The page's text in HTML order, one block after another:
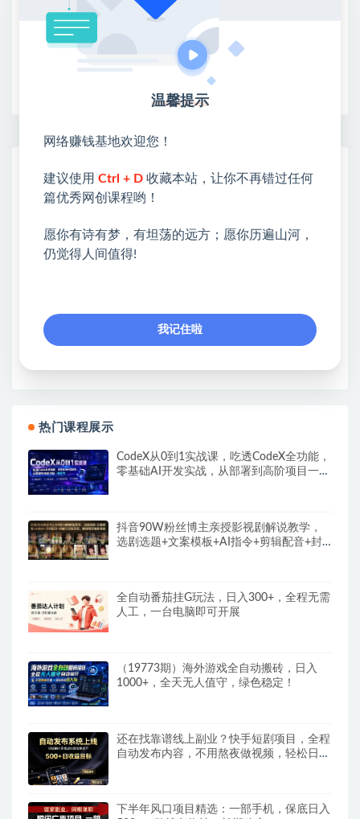
限时活动：注册新用户赠送VIP
网赚基地简介
站长微信：无
类&副业类，资源丰富 物超所值。
❤能助您：找项目 + 低成本创业 + 减少信息差 + 见识
开启网络之门，广受好评！
❤如果您也依存于互联网，欢迎加入本站会员，将尽
热门课程展示
CodeX从0到1实战课，吃透CodeX全功能，
零基础AI开发实战，从部署到高阶项目一键
抖音90W粉丝博主亲授影视剧解说教学，
选剧选题+文案模板+AI指令+剪辑配音+封
全自动番茄挂G玩法，日入300+，全程无需
人工，一台电脑即可开展
（19773期）海外游戏全自动搬砖，日入
1000+，全天无人值守，绿色稳定！
还在找靠谱线上副业？快手短剧项目，全程
自动发布内容，不用熬夜做视频，轻松日入
下半年风口项目精选：一部手机，保底日入
温馨提示
网络赚钱基地欢迎您！
建议使用 Ctrl + D 收藏本站，让你不再错过任何
篇优秀网创课程哟！
愿你有诗有梦，有坦荡的远方；愿你历遍山河，
仍觉得人间值得!
我记住啦